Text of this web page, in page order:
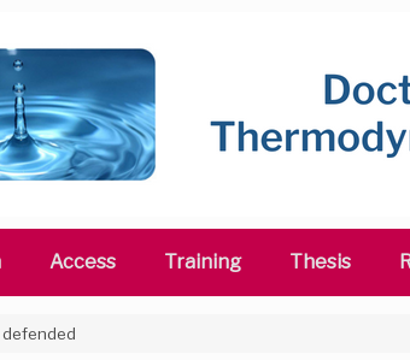
Access Training Thesis